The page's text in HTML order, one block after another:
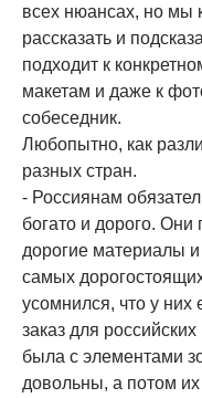
всех нюансах, но мы
рассказать и
подходит к
макетам и даже к
собеседник.
Любопытно, как
разных стран.
- Россиянам
богато и дорого.
дорогие материалы
самых
усомнился, что у них
заказ для
была с элементами
довольны, а потом